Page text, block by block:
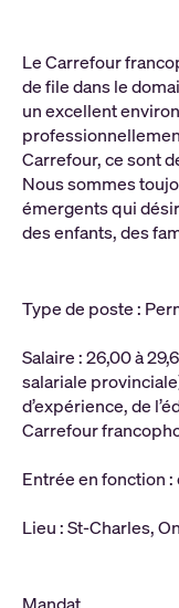
Le Carrefour
de file dans le
un excellent
Carrefour, ce sont
Nous sommes
émergents qui
des enfants, des
Type de poste :
Salaire : 26,00 à
salariale
d’expérience, de
Carrefour
Entrée en fonction
Lieu : St-Charles,